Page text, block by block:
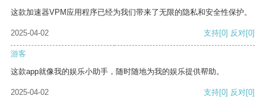
这款加速器VPM应用程序已经为我们带来了无限的隐私和安全性保护。
2025-04-02 支持[0] 反对[0]
游客
这款app就像我的娱乐小助手，随时随地为我的娱乐提供帮助。
2025-04-02 支持[0] 反对[0]